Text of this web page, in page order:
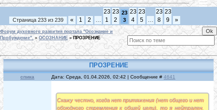
Страница 233 из 239 « 1 2 …
23
1
23
2
23
3
23
4
23
5
…
23
8
23
9
»
Форум духовного развития портала "Осознание и
Пробуждение". » ОСОЗНАНИЕ » ПРОЗРЕНИЕ
ПРОЗРЕНИЕ
спика Дата: Среда, 01.04.2026, 02:42 | Сообщение # 4641
Скажу честно, когда нет притяжения (нет общего и нет
обоюдного стремления к общей цели), то я нейтрален.